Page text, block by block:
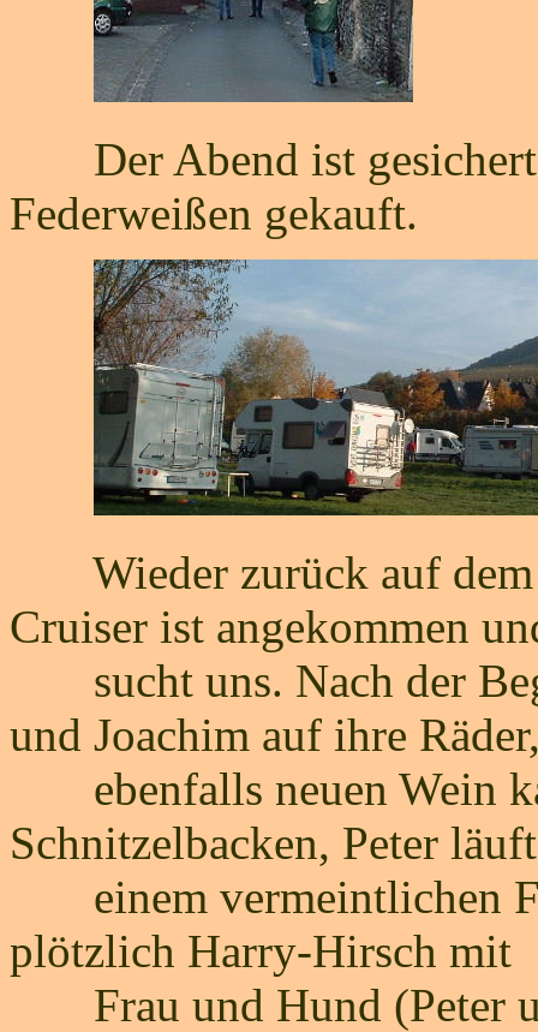
Der Abend ist
Federweißen gekauft.
Wieder zurück auf dem
Cruiser ist angekommen
sucht uns. Nach der
und Joachim auf ihre
ebenfalls neuen Wein
Schnitzelbacken, Peter läuft
einem vermeintlichen
plötzlich Harry-Hirsch mit
Frau und Hund (Peter